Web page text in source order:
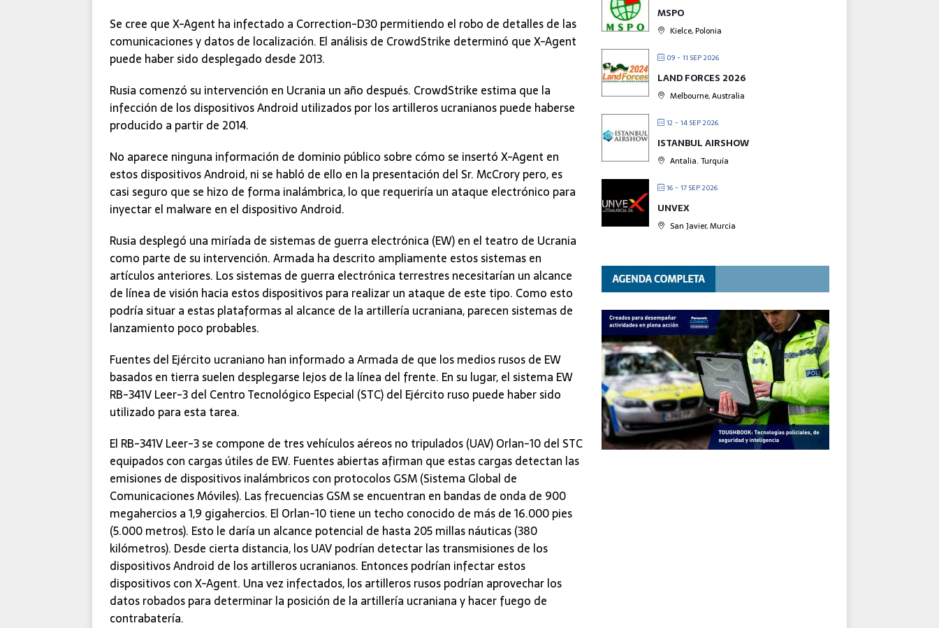
Se cree que X-Agent ha infectado a Correction-D30 permitiendo el robo de detalles de las
comunicaciones y datos de localización. El análisis de CrowdStrike determinó que X-Agent
puede haber sido desplegado desde 2013.
Rusia comenzó su intervención en Ucrania un año después. CrowdStrike estima que la
infección de los dispositivos Android utilizados por los artilleros ucranianos puede haberse
producido a partir de 2014.
No aparece ninguna información de dominio público sobre cómo se insertó X-Agent en
estos dispositivos Android, ni se habló de ello en la presentación del Sr. McCrory pero, es
casi seguro que se hizo de forma inalámbrica, lo que requeriría un ataque electrónico para
inyectar el malware en el dispositivo Android.
Rusia desplegó una miríada de sistemas de guerra electrónica (EW) en el teatro de Ucrania
como parte de su intervención. Armada ha descrito ampliamente estos sistemas en
artículos anteriores. Los sistemas de guerra electrónica terrestres necesitarían un alcance
de línea de visión hacia estos dispositivos para realizar un ataque de este tipo. Como esto
podría situar a estas plataformas al alcance de la artillería ucraniana, parecen sistemas de
lanzamiento poco probables.
Fuentes del Ejército ucraniano han informado a Armada de que los medios rusos de EW
basados en tierra suelen desplegarse lejos de la línea del frente. En su lugar, el sistema EW
RB-341V Leer-3 del Centro Tecnológico Especial (STC) del Ejército ruso puede haber sido
utilizado para esta tarea.
El RB-341V Leer-3 se compone de tres vehículos aéreos no tripulados (UAV) Orlan-10 del STC
equipados con cargas útiles de EW. Fuentes abiertas afirman que estas cargas detectan las
emisiones de dispositivos inalámbricos con protocolos GSM (Sistema Global de
Comunicaciones Móviles). Las frecuencias GSM se encuentran en bandas de onda de 900
megahercios a 1,9 gigahercios. El Orlan-10 tiene un techo conocido de más de 16.000 pies
(5.000 metros). Esto le daría un alcance potencial de hasta 205 millas náuticas (380
kilómetros). Desde cierta distancia, los UAV podrían detectar las transmisiones de los
dispositivos Android de los artilleros ucranianos. Entonces podrían infectar estos
dispositivos con X-Agent. Una vez infectados, los artilleros rusos podrían aprovechar los
datos robados para determinar la posición de la artillería ucraniana y hacer fuego de
contrabatería.
MSPO
Kielce, Polonia
09 - 11 SEP 2026
LAND FORCES 2026
Melbourne, Australia
12 - 14 SEP 2026
ISTANBUL AIRSHOW
Antalia. Turquía
16 - 17 SEP 2026
UNVEX
San Javier, Murcia